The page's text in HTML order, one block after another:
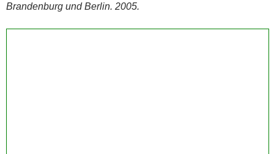
Brandenburg und Berlin. 2005.